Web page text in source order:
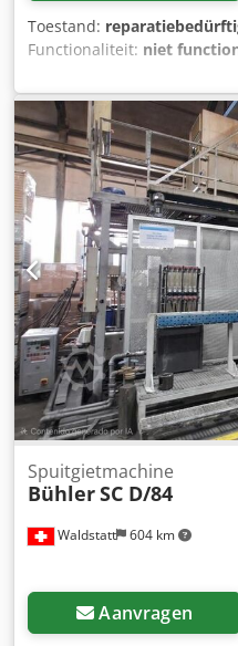
Onderhoudspakket
Bedrade signaalkoppeling
Seriële koppeling voor 4
Aansluiting voor
Bedieningspaneel met
RSD-uitrustingspakket met
E met servoaandrijving
7.3.1
155
Toestand:
Functionaliteit: niet
spuitgietmachine, gebruikt.
sluitkracht 8000 kN,
kN, uitwerpslag 180 mm,
opspanplaten 1300 x 1300
kolomdiameter 180 mm,
injectieslag 600 mm,
gietvolume 1539 tot 4523
aandrijfmotor 45 kW, met
1200/5000, bouwjaar
systeem als donor voor
gegevens: afmetingen (l x b
mm, gewicht ca. 36000 kg,
Acleck
Waldstatt 604 km
Spuitgietmachine
BühlerSC D/84
Aanvragen